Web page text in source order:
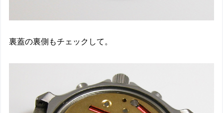
裏蓋の裏側もチェックして。